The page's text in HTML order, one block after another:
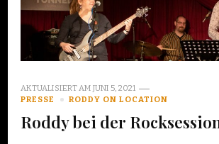
AKTUALISIERT AM JUNI 5, 2021
PRESSE
RODDY ON LOCATION
Roddy bei der